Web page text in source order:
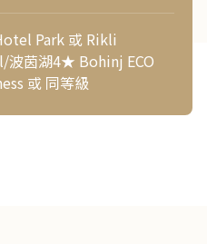
Park 或 Rikli
波茵湖4★ Bohinj ECO
或 同等級